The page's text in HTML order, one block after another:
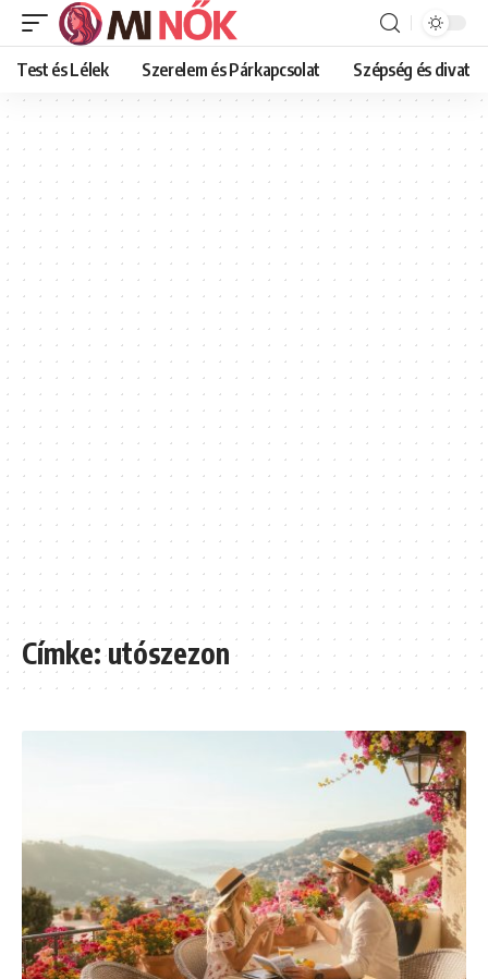
Test és Lélek Szerelem és Párkapcsolat Szépség és divat
Címke:utószezon